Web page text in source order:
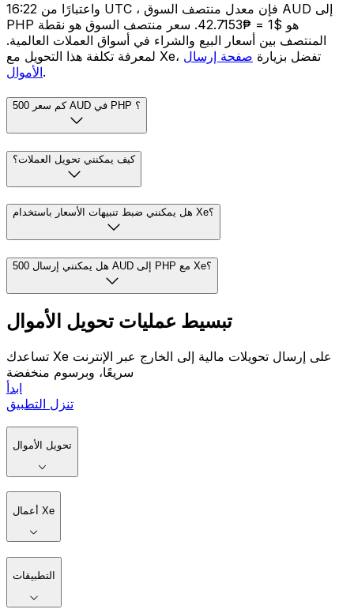
واعتبارًا من 16:22 UTC ، فإن معدل منتصف السوق AUD إلى
PHP هو $1 = ₱42.7153. سعر منتصف السوق هو نقطة
المنتصف بين أسعار البيع والشراء في أسواق العملات العالمية.
لمعرفة تكلفة هذا التحويل مع Xe، تفضل بزيارة صفحة إرسال
الأموال.
كم سعر 500 AUD في PHP ؟
كيف يمكنني تحويل العملات؟
هل يمكنني ضبط تنبيهات الأسعار باستخدام Xe؟
هل يمكنني إرسال 500 AUD إلى PHP مع Xe؟
تبسيط عمليات تحويل الأموال
تساعدك Xe على إرسال تحويلات مالية إلى الخارج عبر الإنترنت
سريعًا، وبرسوم منخفضة
ابدأ
تنزل التطبيق
تحويل الأموال
أعمال Xe
التطبيقات